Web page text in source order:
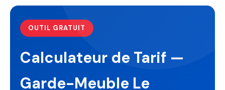
OUTIL GRATUIT
Calculateur de Tarif —
Garde-Meuble Le